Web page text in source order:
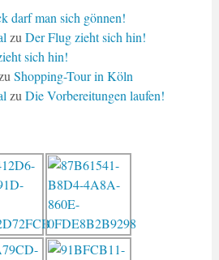
darf man sich gönnen!
zuDer Flug zieht sich hin!
sich hin!
Shopping-Tour in Köln
zuDie Vorbereitungen laufen!